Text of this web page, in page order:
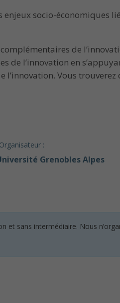
socio-économiques
de
de l’innovation en
l’innovation. Vous
Organisateur :
Grenobles Alpes
sans intermédiaire. Nous